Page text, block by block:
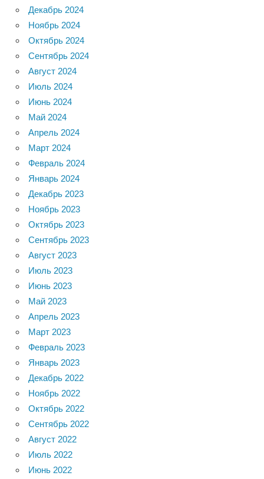
Декабрь 2024
Ноябрь 2024
Октябрь 2024
Сентябрь 2024
Август 2024
Июль 2024
Июнь 2024
Май 2024
Апрель 2024
Март 2024
Февраль 2024
Январь 2024
Декабрь 2023
Ноябрь 2023
Октябрь 2023
Сентябрь 2023
Август 2023
Июль 2023
Июнь 2023
Май 2023
Апрель 2023
Март 2023
Февраль 2023
Январь 2023
Декабрь 2022
Ноябрь 2022
Октябрь 2022
Сентябрь 2022
Август 2022
Июль 2022
Июнь 2022